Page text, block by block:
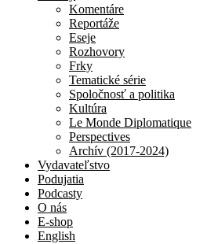
Komentáre
Reportáže
Eseje
Rozhovory
Frky
Tematické série
Spoločnosť a politika
Kultúra
Le Monde Diplomatique
Perspectives
Archív (2017-2024)
Vydavateľstvo
Podujatia
Podcasty
O nás
E-shop
English